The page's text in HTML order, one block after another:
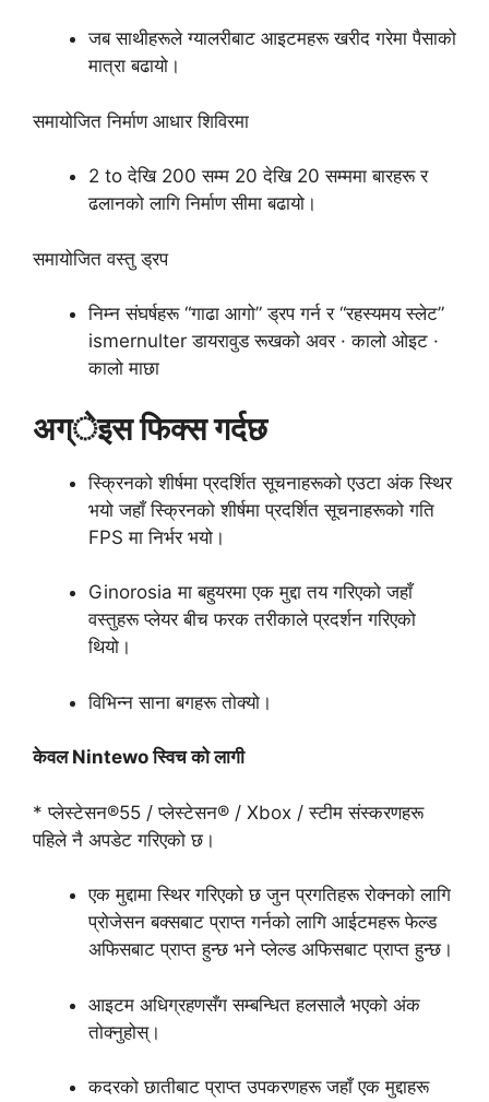
जब साथीहरूले ग्यालरीबाट आइटमहरू खरीद गरेमा पैसाको
मात्रा बढायो।
समायोजित निर्माण आधार शिविरमा
2 to देखि 200 सम्म 20 देखि 20 सम्ममा बारहरू र
ढलानको लागि निर्माण सीमा बढायो।
समायोजित वस्तु ड्रप
निम्न संघर्षहरू “गाढा आगो” ड्रप गर्न र “रहस्यमय स्लेट”
ismernulter डायरावुड रूखको अवर · कालो ओइट ·
कालो माछा
अग्ेइस फिक्स गर्दछ
स्क्रिनको शीर्षमा प्रदर्शित सूचनाहरूको एउटा अंक स्थिर
भयो जहाँ स्क्रिनको शीर्षमा प्रदर्शित सूचनाहरूको गति
FPS मा निर्भर भयो।
Ginorosia मा बहुयरमा एक मुद्दा तय गरिएको जहाँ
वस्तुहरू प्लेयर बीच फरक तरीकाले प्रदर्शन गरिएको
थियो।
विभिन्न साना बगहरू तोक्यो।
केवल Nintewo स्विच को लागी
* प्लेस्टेसन®55 / प्लेस्टेसन® / Xbox / स्टीम संस्करणहरू
पहिले नै अपडेट गरिएको छ।
एक मुद्दामा स्थिर गरिएको छ जुन प्रगतिहरू रोक्नको लागि
प्रोजेसन बक्सबाट प्राप्त गर्नको लागि आईटमहरू फेल्ड
अफिसबाट प्राप्त हुन्छ भने प्लेल्ड अफिसबाट प्राप्त हुन्छ।
आइटम अधिग्रहणसँग सम्बन्धित हलसालै भएको अंक
तोक्नुहोस्।
कदरको छातीबाट प्राप्त उपकरणहरू जहाँ एक मुद्दाहरू